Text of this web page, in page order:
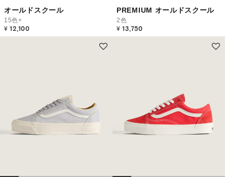
オールドスクール
15色+
¥ 12,100
PREMIUM オールドスクール
2色
¥ 13,750